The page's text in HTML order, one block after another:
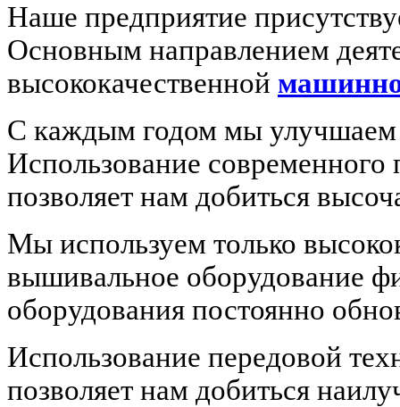
Наше предприятие
Основным направлением
высококачественной
С каждым годом мы улучшаем
Использование
позволяет нам добиться
Мы используем только
вышивальное оборудование
оборудования постоянно
Использование передовой
позволяет нам добиться